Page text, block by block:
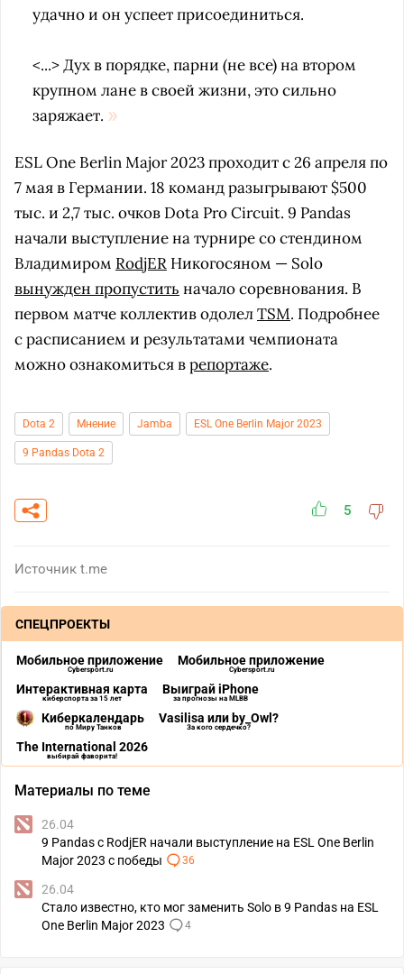
удачно и он успеет присоединиться.
<...> Дух в порядке, парни (не все) на втором
крупном лане в своей жизни, это сильно
заряжает.
ESL One Berlin Major 2023 проходит с 26 апреля по
7 мая в Германии. 18 команд разыгрывают $500
тыс. и 2,7 тыс. очков Dota Pro Circuit. 9 Pandas
начали выступление на турнире со стендином
Владимиром RodjER Никогосяном — Solo
вынужден пропустить начало соревнования. В
первом матче коллектив одолелTSM. Подробнее
с расписанием и результатами чемпионата
можно ознакомиться врепортаже.
Dota 2 Мнение Jamba ESL One Berlin Major 2023
9 Pandas Dota 2
5
Источник t.me
СПЕЦПРОЕКТЫ
Мобильное приложение
Cybersport.ru
Мобильное приложение
Cybersport.ru
Интерактивная карта
киберспорта за 15 лет
Выиграй iPhone
за прогнозы на MLBB
Киберкалендарь
по Миру Танков
Vasilisa или by_Owl?
За кого сердечко?
The International 2026
выбирай фаворита!
Материалы по теме
26.04
9 Pandas с RodjER начали выступление на ESL One Berlin
Major 2023 с победы
36
26.04
Стало известно, кто мог заменить Solo в 9 Pandas на ESL
One Berlin Major 2023
4